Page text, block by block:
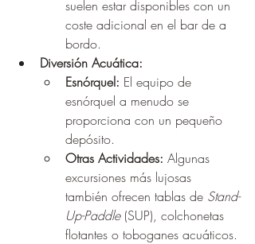
suelen estar disponibles con un
coste adicional en el bar de a
bordo.
Diversión Acuática:
Esnórquel: El equipo de
esnórquel a menudo se
proporciona con un pequeño
depósito.
Otras Actividades: Algunas
excursiones más lujosas
también ofrecen tablas de Stand-
Up-Paddle (SUP), colchonetas
flotantes o toboganes acuáticos.